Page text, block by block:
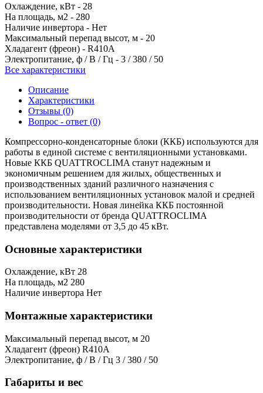
Охлаждение, кВт - 28
На площадь, м2 - 280
Наличие инвертора - Нет
Максимальный перепад высот, м - 20
Хладагент (фреон) - R410A
Электропитание, ф / В / Гц - 3 / 380 / 50
Все характеристики
Описание
Характеристики
Отзывы (0)
Вопрос - ответ (0)
Компрессорно-конденсаторные блоки (ККБ) используются для
работы в единой системе с вентиляционными установками.
Новые ККБ QUATTROCLIMA станут надежным и
экономичным решением для жилых, общественных и
производственных зданий различного назначения с
использованием вентиляционных установок малой и средней
производительности. Новая линейка ККБ постоянной
производительности от бренда QUATTROCLIMA
представлена моделями от 3,5 до 45 кВт.
Основные характеристики
Охлаждение, кВт 28
На площадь, м2 280
Наличие инвертора Нет
Монтажные характеристики
Максимальный перепад высот, м 20
Хладагент (фреон) R410A
Электропитание, ф / В / Гц 3 / 380 / 50
Габариты и вес